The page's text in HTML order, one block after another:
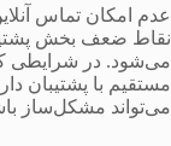
عدم امکان تماس
نقاط ضعف بخش
می‌شود. در شرایطی که
مستقیم با پشتیبان
می‌تواند مشکل‌ساز